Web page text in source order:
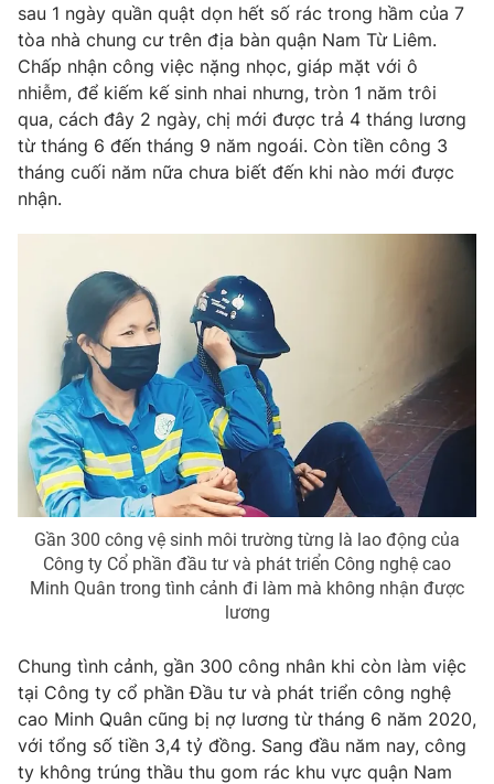
Học trực tuyến
Hitech Công nghệ tương lai
Sản phẩm
Thị trường
Tư vấn
Giao lưu trực tuyến
Lịch phát sóng
Chuyên mục khác
Emagazine Podcast
Photo Infographic
Video Shorts video
VTV Money VTV Thể thao
VTV Sức khoẻ Bất động sản
Thị trường 24h Tấm lòng Việt
Vươn mình bằng AI
VTV9 VTV8
Liên hệ tòa soạn English
sau 1 ngày quần quật dọn hết số rác trong hầm của 7
tòa nhà chung cư trên địa bàn quận Nam Từ Liêm.
Chấp nhận công việc nặng nhọc, giáp mặt với ô
nhiễm, để kiếm kế sinh nhai nhưng, tròn 1 năm trôi
qua, cách đây 2 ngày, chị mới được trả 4 tháng lương
từ tháng 6 đến tháng 9 năm ngoái. Còn tiền công 3
tháng cuối năm nữa chưa biết đến khi nào mới được
nhận.
Gần 300 công vệ sinh môi trường từng là lao động của
Công ty Cổ phần đầu tư và phát triển Công nghệ cao
Minh Quân trong tình cảnh đi làm mà không nhận được
lương
Chung tình cảnh, gần 300 công nhân khi còn làm việc
tại Công ty cổ phần Đầu tư và phát triển công nghệ
cao Minh Quân cũng bị nợ lương từ tháng 6 năm 2020,
với tổng số tiền 3,4 tỷ đồng. Sang đầu năm nay, công
ty không trúng thầu thu gom rác khu vực quận Nam